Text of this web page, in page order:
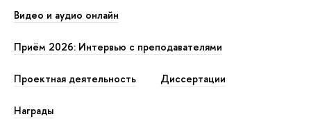
Видео и аудио онлайн
Приём 2026: Интервью с преподавателями
Проектная деятельность Диссертации
Награды